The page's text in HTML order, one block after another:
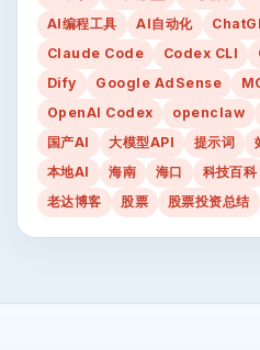
AI编程工具
AI自动化
Claude Code
Codex CLI
Dify
Google AdSense
OpenAI Codex
openclaw
国产AI
大模型API 提示词
本地AI
海南 海口 科技百科
老达博客
股票 股票投资总结